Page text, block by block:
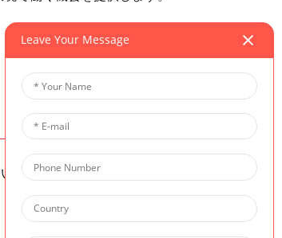
）。
Leave Your Message